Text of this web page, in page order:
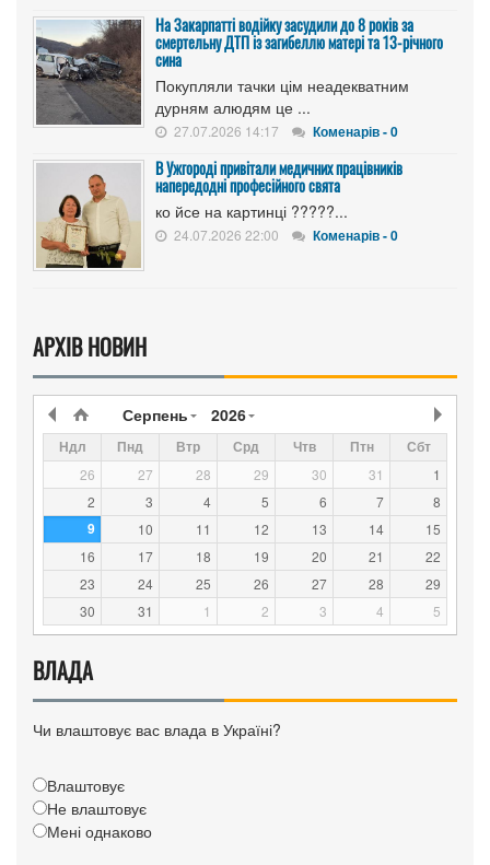
На Закарпатті водійку засудили до 8 років за
смертельну ДТП із загибеллю матері та 13-річного
сина
Покупляли тачки цім неадекватним
дурням алюдям це ...
27.07.2026 14:17 Коменарів - 0
В Ужгороді привітали медичних працівників
напередодні професійного свята
ко йсе на картинці ?????...
24.07.2026 22:00 Коменарів - 0
АРХІВ НОВИН
Серпень 2026
Ндл Пнд Втр Срд Чтв Птн Сбт
26 27 28 29 30 31
1
2
3 4 5 6 7 8
9 10 11 12 13 14
15
16
17 18 19 20 21
22
23
24 25 26 27 28
29
30
31 1 2 3 4 5
ВЛАДА
Чи влаштовує вас влада в Україні?
Влаштовує
Не влаштовує
Мені однаково